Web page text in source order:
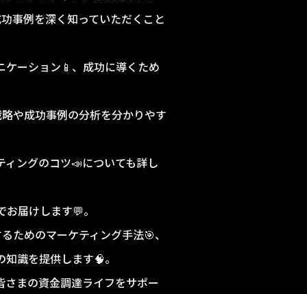
事例を深く知っていただくこと
ーション📱、成功に導くため
や成功事例の分析を分かりやす
ングのコツ📣についても詳し
届けします💬。
ためのマーケティング手法🎯、
識を提供します🧠。
まの資金調達ライフをサポー